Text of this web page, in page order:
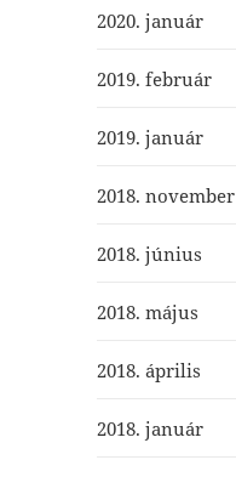
2020. január
2019. február
2019. január
2018. november
2018. június
2018. május
2018. április
2018. január